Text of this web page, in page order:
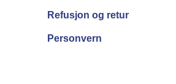
Refusjon og retur
Personvern